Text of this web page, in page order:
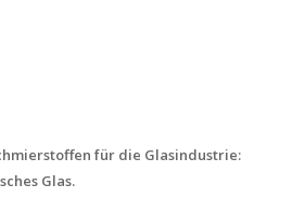
für die Glasindustrie:
Glas.